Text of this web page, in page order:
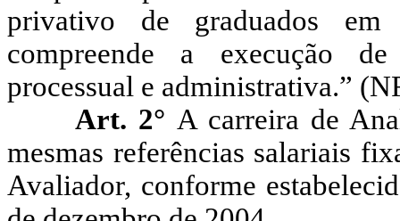
privativo de graduados
compreende a execução
processual e administrativa.”
Art. 2° A carreira de
mesmas referências salariais
Avaliador, conforme